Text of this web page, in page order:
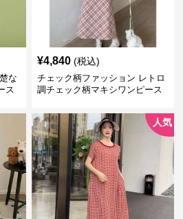
な
ス
¥4,840 (税込)
チェック柄ファッション レトロ
調チェック柄マキシワンピース
人気